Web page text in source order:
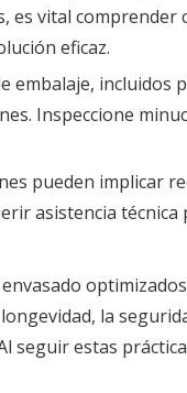
es vital
eficaz.
incluidos
Inspeccione
pueden implicar
asistencia técnica
la
estas